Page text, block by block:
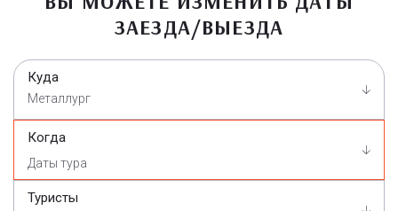
ЗАЕЗДА/ВЫЕЗДА
Куда
Металлург
Когда
Туристы